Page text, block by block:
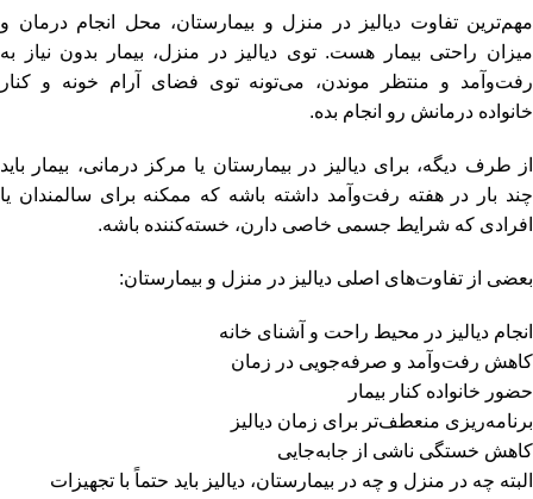
مهم‌ترین تفاوت دیالیز در منزل و بیمارستان، محل انجام درمان و
میزان راحتی بیمار هست. توی دیالیز در منزل، بیمار بدون نیاز به
رفت‌وآمد و منتظر موندن، می‌تونه توی فضای آرام خونه و کنار
خانواده درمانش رو انجام بده.
از طرف دیگه، برای دیالیز در بیمارستان یا مرکز درمانی، بیمار باید
چند بار در هفته رفت‌وآمد داشته باشه که ممکنه برای سالمندان یا
افرادی که شرایط جسمی خاصی دارن، خسته‌کننده باشه.
بعضی از تفاوت‌های اصلی دیالیز در منزل و بیمارستان:
انجام دیالیز در محیط راحت و آشنای خانه
کاهش رفت‌وآمد و صرفه‌جویی در زمان
حضور خانواده کنار بیمار
برنامه‌ریزی منعطف‌تر برای زمان دیالیز
کاهش خستگی ناشی از جابه‌جایی
البته چه در منزل و چه در بیمارستان، دیالیز باید حتماً با تجهیزات